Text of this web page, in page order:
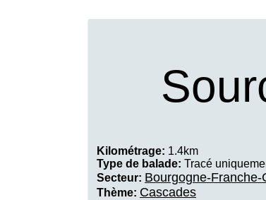
Kilométrage: 1.4km
Type de balade: Tracé
Secteur: Bourgogne-Franche-
Thème: Cascades